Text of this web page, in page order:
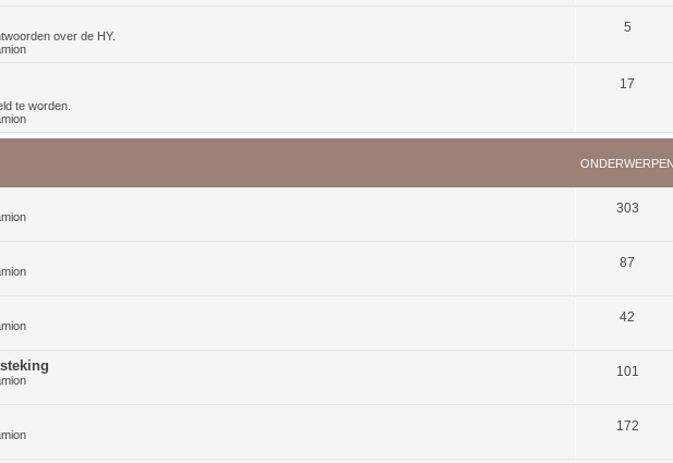
over de HY.
5
te worden.
17
ONDERWERPEN
303
87
42
101
172